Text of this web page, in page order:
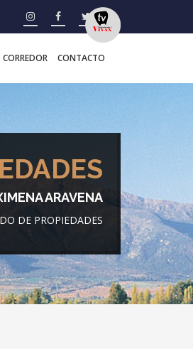
CORREDOR CONTACTO
ARAVENA
DE PROPIEDADES